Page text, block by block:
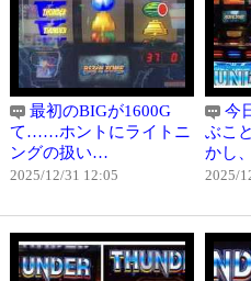
最初のBIGが1600G
て……ホントにライトニ
ングの扱い…
2025/12/31 12:05
今
ぶこ
かし
2025/